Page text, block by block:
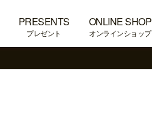
PRESENTS
プレゼント
ONLINE SHOP
オンラインショップ